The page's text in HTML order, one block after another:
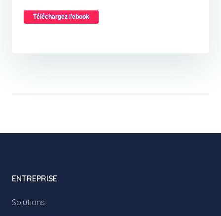
ENTREPRISE
Solutions